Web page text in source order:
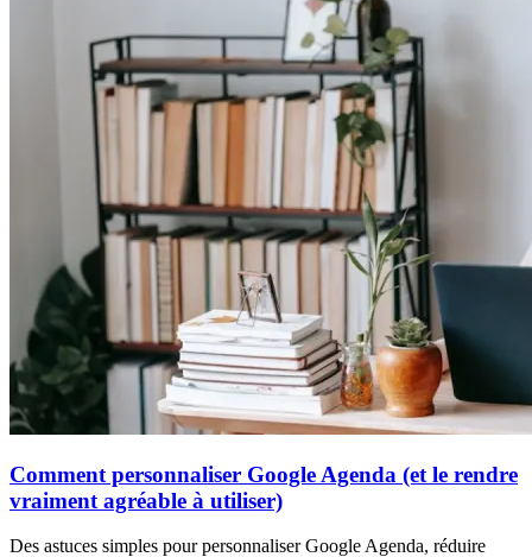
Comment personnaliser Google Agenda (et le rendre
vraiment agréable à utiliser)
Des astuces simples pour personnaliser Google Agenda, réduire